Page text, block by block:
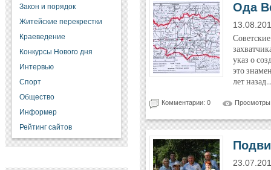
Закон и порядок
Житейские перекрестки
Краеведение
Конкурсы Нового дня
Интервью
Спорт
Общество
Информер
Рейтинг сайтов
Ода
указ о
это
лет назад...
Комментарии: 0